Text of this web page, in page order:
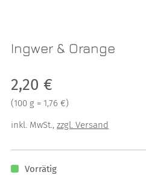
Ingwer & Orange
Verkaufspreis: 2,20 €
2,20 €
Preis pro 100 g = 1,76 €
(100 g = 1,76 €)
inkl. MwSt.,zzgl. Versand
Vorrätig